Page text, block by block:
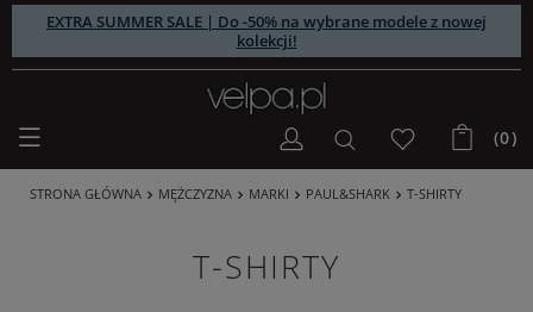
EXTRA SUMMER SALE | Do -50% na wybrane modele z nowej
kolekcji!
(0)
STRONA GŁÓWNA MĘŻCZYZNA MARKI PAUL&SHARK T-SHIRTY
T-SHIRTY